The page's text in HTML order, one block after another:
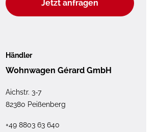
Jetzt anfragen
Händler
Wohnwagen Gérard GmbH
Aichstr. 3-7
82380 Peißenberg
+49 8803 63 640